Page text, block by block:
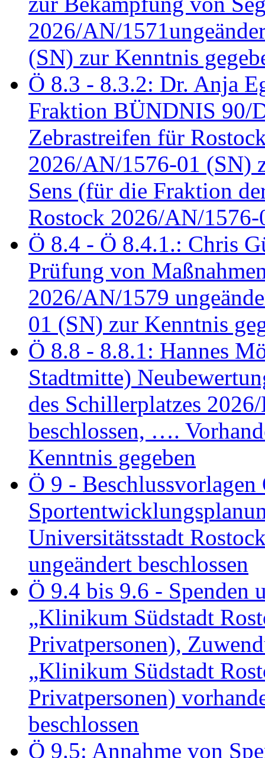
2026/AN/
(SN) zur Kenntnis
Ö 8.3 - 8.3.2: Dr. Anja
Fraktion BÜNDNIS 90/
Zebrastreifen für
2026/AN/1576-01 (SN)
Sens (für die Fraktion
Rostock 2026/AN/1576-
Ö 8.4 - Ö 8.4.1.: Chris
Prüfung von
2026/AN/1579
01 (SN) zur Kenntnis
Ö 8.8 - 8.8.1: Hannes
Stadtmitte)
des Schillerplatzes
beschlossen, ….
Kenntnis gegeben
Ö 9 - Beschlussvorlagen
Universitätsstadt
ungeändert beschlossen
Ö 9.4 bis 9.6 -
„Klinikum Südstadt
Privatpersonen),
„Klinikum Südstadt
Privatpersonen)
beschlossen
Ö 9.5: Annahme von